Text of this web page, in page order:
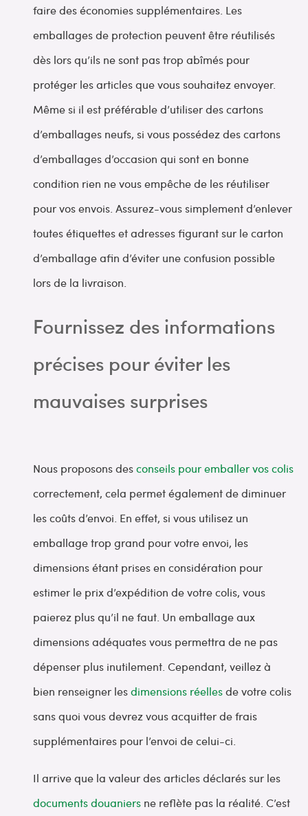
faire des économies supplémentaires. Les
emballages de protection peuvent être réutilisés
dès lors qu’ils ne sont pas trop abîmés pour
protéger les articles que vous souhaitez envoyer.
Même si il est préférable d’utiliser des cartons
d’emballages neufs, si vous possédez des cartons
d’emballages d’occasion qui sont en bonne
condition rien ne vous empêche de les réutiliser
pour vos envois. Assurez-vous simplement d’enlever
toutes étiquettes et adresses figurant sur le carton
d’emballage afin d’éviter une confusion possible
lors de la livraison.
Fournissez des informations
précises pour éviter les
mauvaises surprises
Nous proposons desconseils pour emballer vos colis
correctement, cela permet également de diminuer
les coûts d’envoi. En effet, si vous utilisez un
emballage trop grand pour votre envoi, les
dimensions étant prises en considération pour
estimer le prix d’expédition de votre colis, vous
paierez plus qu’il ne faut. Un emballage aux
dimensions adéquates vous permettra de ne pas
dépenser plus inutilement. Cependant, veillez à
bien renseigner lesdimensions réellesde votre colis
sans quoi vous devrez vous acquitter de frais
supplémentaires pour l’envoi de celui-ci.
Il arrive que la valeur des articles déclarés sur les
documents douaniers ne reflète pas la réalité. C’est